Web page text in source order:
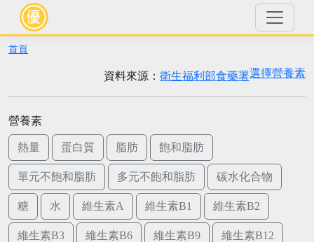
首頁
選擇營養素
資料來源： 衛生福利部食藥署
營養素
熱量 蛋白質 脂肪 飽和脂肪
單元不飽和脂肪 多元不飽和脂肪 碳水化合物
糖 水 維生素A 維生素B1 維生素B2
維生素B3 維生素B6 維生素B9 維生素B12